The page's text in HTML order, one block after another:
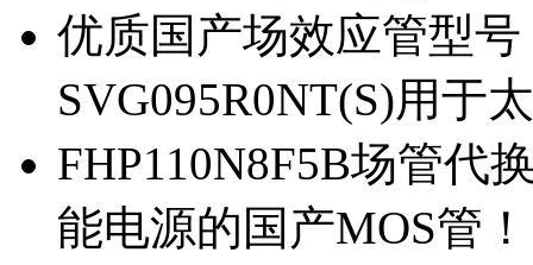
优质国产场效应管型
SVG095R0NT(S)用于
FHP110N8F5B场管代
能电源的国产MOS管！